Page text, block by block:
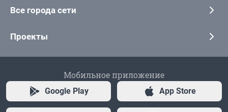
Все города сети
Проекты
Мобильное приложение
Google Play App Store